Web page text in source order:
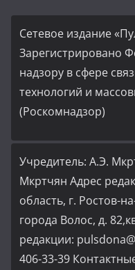
Сетевое издание
Зарегистрировано
надзору в сфере
технологий и
(Роскомнадзор)
Учредитель: А.Э.
Мкртчян Адрес
область, г. Ростов-
города Волос, д.
редакции:
406-33-39